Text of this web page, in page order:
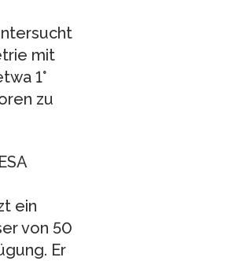
mit
1°
zu
ein
von 50
Er